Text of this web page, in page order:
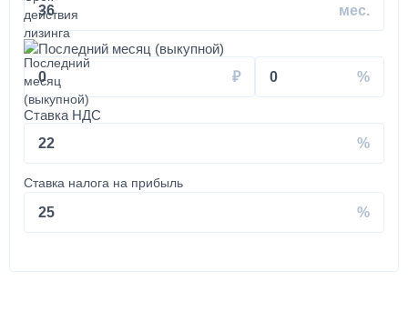
Установка КМУ 4-5 тонн на КАМАЗ
Установка запасного колеса на КАМАЗ
36
Последний месяц (выкупной)
0
0
Ставка НДС
22
Ставка налога на прибыль
25